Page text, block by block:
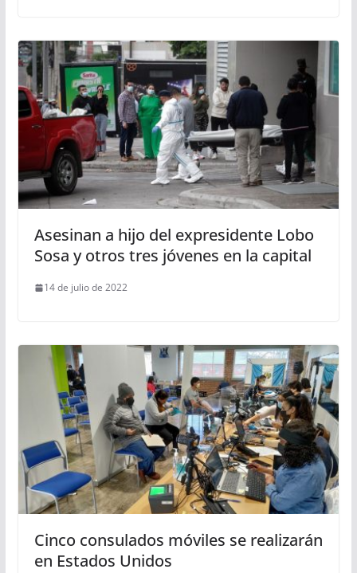
Asesinan a hijo del expresidente Lobo
Sosa y otros tres jóvenes en la capital
14 de julio de 2022
Cinco consulados móviles se realizarán
en Estados Unidos